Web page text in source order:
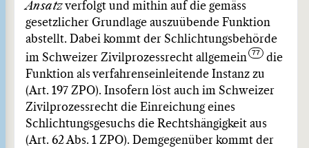
Ansatzverfolgt und mithin auf die gemäss
gesetzlicher Grundlage auszuübende Funktion
abstellt. Dabei kommt der Schlichtungsbehörde
im Schweizer Zivilprozessrecht allgemein
die
Funktion als verfahrenseinleitende Instanz zu
(Art. 197 ZPO). Insofern löst auch im Schweizer
Zivilprozessrecht die Einreichung eines
Schlichtungsgesuchs die Rechtshängigkeit aus
(Art. 62 Abs. 1 ZPO). Demgegenüber kommt der